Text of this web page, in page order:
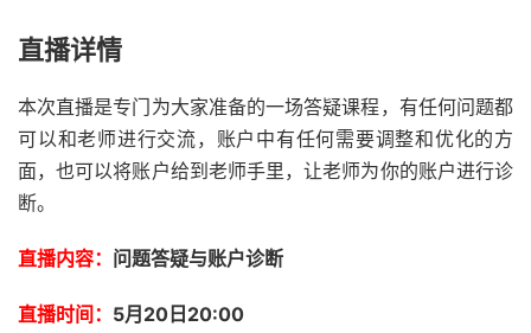
直播详情
本次直播是专门为大家准备的一场答疑课程，有任何问题都
可以和老师进行交流，账户中有任何需要调整和优化的方
面，也可以将账户给到老师手里，让老师为你的账户进行诊
断。
直播内容： 问题答疑与账户诊断
直播时间： 5月20日20:00